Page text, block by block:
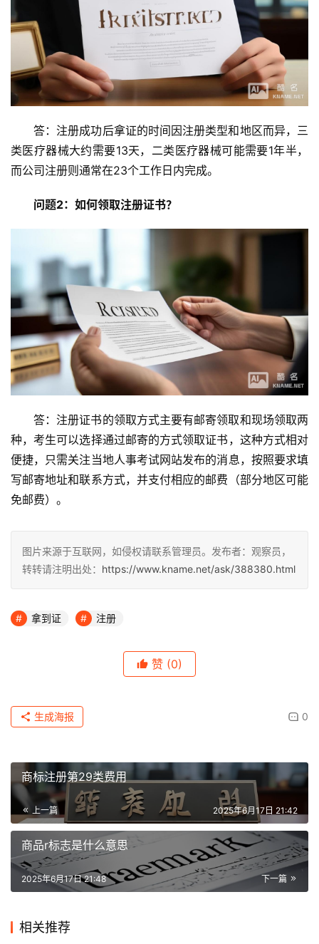
答：注册成功后拿证的时间因注册类型和地区而异，三
类医疗器械大约需要13天，二类医疗器械可能需要1年半，
而公司注册则通常在23个工作日内完成。
问题2：如何领取注册证书？
答：注册证书的领取方式主要有邮寄领取和现场领取两
种，考生可以选择通过邮寄的方式领取证书，这种方式相对
便捷，只需关注当地人事考试网站发布的消息，按照要求填
写邮寄地址和联系方式，并支付相应的邮费（部分地区可能
免邮费）。
图片来源于互联网，如侵权请联系管理员。发布者：观察员，
转转请注明出处： https://www.kname.net/ask/388380.html
拿到证 注册
赞 (0)
0
生成海报
商标注册第29类费用
上一篇 2025年6月17日 21:42
商品r标志是什么意思
下一篇
2025年6月17日 21:48
相关推荐